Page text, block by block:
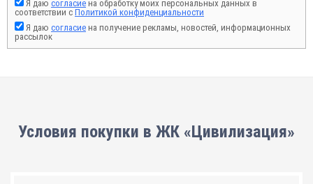
Я даю согласие на обработку моих персональных данных в
соответствии с Политикой конфиденциальности
Я даю согласие на получение рекламы, новостей, информационных
рассылок
Условия покупки в ЖК «Цивилизация»